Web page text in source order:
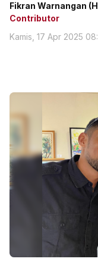
Fikran Warnangan
Contributor
Kamis, 17 Apr 2025